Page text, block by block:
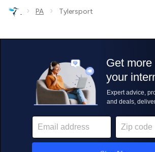
› PA › Tylersport